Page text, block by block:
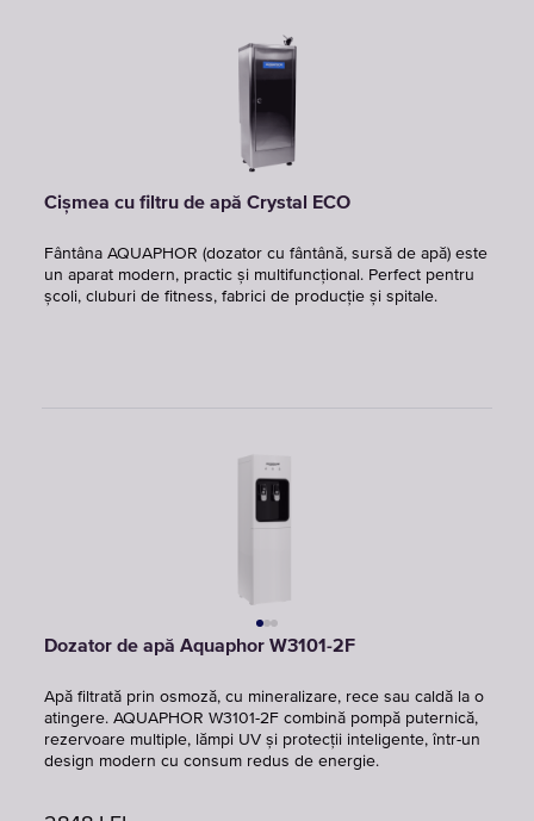
Cișmea cu filtru de apă Crystal ECO
Fântâna AQUAPHOR (dozator cu fântână, sursă de apă) este
un aparat modern, practic și multifuncțional. Perfect pentru
școli, cluburi de fitness, fabrici de producție și spitale.
Dozator de apă Aquaphor W3101-2F
Apă filtrată prin osmoză, cu mineralizare, rece sau caldă la o
atingere. AQUAPHOR W3101-2F combină pompă puternică,
rezervoare multiple, lămpi UV și protecții inteligente, într-un
design modern cu consum redus de energie.